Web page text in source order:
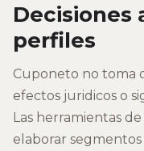
Decisiones
perfiles
Cuponeto no toma
efectos juridicos o
Las herramientas
elaborar